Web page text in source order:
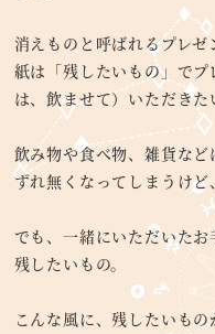
消えものと呼ばれるプレ
紙は「残したいもの」で
は、飲ませて）いただきた
飲み物や食べ物、雑貨な
ずれ無くなってしまうけ
でも、一緒にいただいた
残したいもの。
こんな風に、残したいも